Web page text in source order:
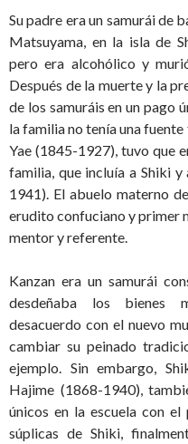
Su padre era un samurái de
Matsuyama, en la isla de
pero era alcohólico y
Después de la muerte y la
de los samuráis en un pago
la familia no tenía una
Yae (1845-1927), tuvo que
familia, que incluía a Shiki
1941). El abuelo materno
erudito confuciano y primer
mentor y referente.
Kanzan era un samurái
desdeñaba los bienes
desacuerdo con el nuevo
cambiar su peinado
ejemplo. Sin embargo,
Hajime (1868-1940),
únicos en la escuela con el
súplicas de Shiki,